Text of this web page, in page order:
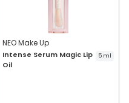
NEO Make Up
Intense Serum Magic Lip
Oil
5 ml